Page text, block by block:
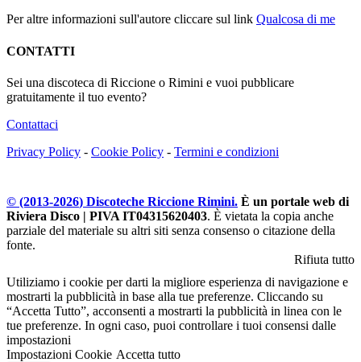
Per altre informazioni sull'autore cliccare sul link Qualcosa di me
CONTATTI
Sei una discoteca di Riccione o Rimini e vuoi pubblicare
gratuitamente il tuo evento?
Contattaci
Privacy Policy - Cookie Policy - Termini e condizioni
© (2013-2026) Discoteche Riccione Rimini. È un portale web di
Riviera Disco | PIVA IT04315620403. È vietata la copia anche
parziale del materiale su altri siti senza consenso o citazione della
fonte.
Rifiuta tutto
Utiliziamo i cookie per darti la migliore esperienza di navigazione e
mostrarti la pubblicità in base alla tue preferenze. Cliccando su
“Accetta Tutto”, acconsenti a mostrarti la pubblicità in linea con le
tue preferenze. In ogni caso, puoi controllare i tuoi consensi dalle
impostazioni
Impostazioni Cookie Accetta tutto